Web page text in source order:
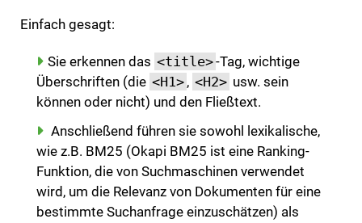
Einfach gesagt:
Sie erkennen das <title>-Tag, wichtige
Überschriften (die <H1> , <H2> usw. sein
können oder nicht) und den Fließtext.
Anschließend führen sie sowohl lexikalische,
wie z.B. BM25 (Okapi BM25 ist eine Ranking-
Funktion, die von Suchmaschinen verwendet
wird, um die Relevanz von Dokumenten für eine
bestimmte Suchanfrage einzuschätzen) als